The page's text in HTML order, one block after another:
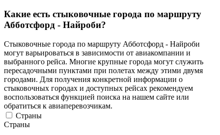
Какие есть стыковочные города по маршруту
Абботсфорд - Найроби?
Стыковочные города по маршруту Абботсфорд - Найроби
могут варьироваться в зависимости от авиакомпании и
выбранного рейса. Многие крупные города могут служить
пересадочными пунктами при полетах между этими двумя
городами. Для получения конкретной информации о
стыковочных городах и доступных рейсах рекомендуем
воспользоваться функцией поиска на нашем сайте или
обратиться к авиаперевозчикам.
Страны
Страны